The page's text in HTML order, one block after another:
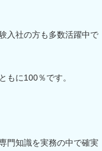
入社の方も多数活躍中で
もに100％です。
門知識を実務の中で確実